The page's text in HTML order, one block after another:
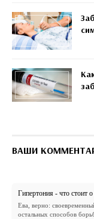
ВАШИ
Гипертония - что стоит о
Ева, верно:
остальных способов